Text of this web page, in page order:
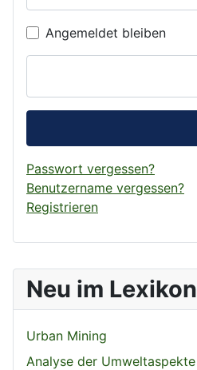
Neu im Lexikon
Urban Mining
Analyse der Umweltaspekte
Angemeldet bleiben
Passwort vergessen?
Benutzername vergessen?
Registrieren